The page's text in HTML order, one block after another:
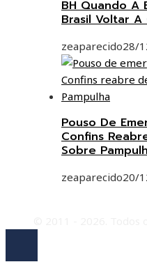
BH Quando A
Brasil Voltar A
zeaparecido28/
Pouso De
Confins
Sobre
zeaparecido20/